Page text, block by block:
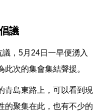
議
，5月24日一早便湧入
次的集會集結聲援。
青島東路上，可以看到現
的聚集在此，也有不少的